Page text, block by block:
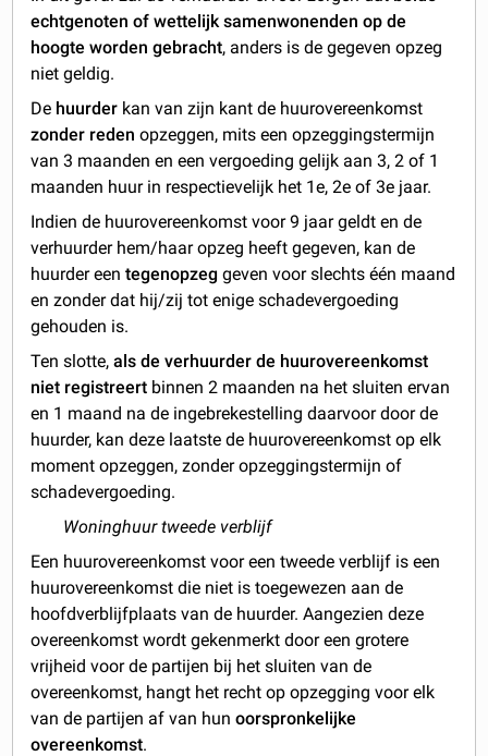
echtgenoten of wettelijk samenwonenden op de
hoogte worden gebracht, anders is de gegeven opzeg
niet geldig.
De huurder kan van zijn kant de huurovereenkomst
zonder reden opzeggen, mits een opzeggingstermijn
van 3 maanden en een vergoeding gelijk aan 3, 2 of 1
maanden huur in respectievelijk het 1e, 2e of 3e jaar.
Indien de huurovereenkomst voor 9 jaar geldt en de
verhuurder hem/haar opzeg heeft gegeven, kan de
huurder eentegenopzeg geven voor slechts één maand
en zonder dat hij/zij tot enige schadevergoeding
gehouden is.
Ten slotte,als de verhuurder de huurovereenkomst
niet registreert binnen 2 maanden na het sluiten ervan
en 1 maand na de ingebrekestelling daarvoor door de
huurder, kan deze laatste de huurovereenkomst op elk
moment opzeggen, zonder opzeggingstermijn of
schadevergoeding.
Woninghuur tweede verblijf
Een huurovereenkomst voor een tweede verblijf is een
huurovereenkomst die niet is toegewezen aan de
hoofdverblijfplaats van de huurder. Aangezien deze
overeenkomst wordt gekenmerkt door een grotere
vrijheid voor de partijen bij het sluiten van de
overeenkomst, hangt het recht op opzegging voor elk
van de partijen af van hunoorspronkelijke
overeenkomst.